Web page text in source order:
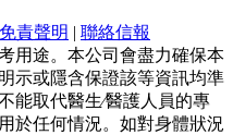
免責聲明 | 聯絡信報
用途。本公司會盡力確保本
示或隱含保證該等資訊均準
能取代醫生∕醫護人員的專
於任何情況。如對身體狀況